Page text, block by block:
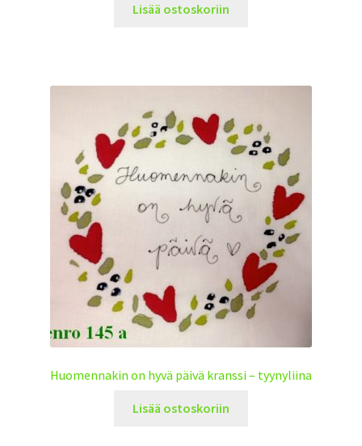
Lisää ostoskoriin
Huomennakin on hyvä päivä kranssi – tyynyliina
Lisää ostoskoriin